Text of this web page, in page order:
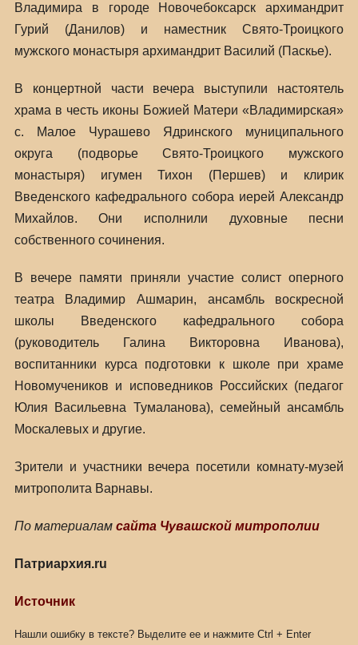
Владимира в городе Новочебоксарск архимандрит
Гурий (Данилов) и наместник Свято-Троицкого
мужского монастыря архимандрит Василий (Паскье).
В концертной части вечера выступили настоятель
храма в честь иконы Божией Матери «Владимирская»
с. Малое Чурашево Ядринского муниципального
округа (подворье Свято-Троицкого мужского
монастыря) игумен Тихон (Першев) и клирик
Введенского кафедрального собора иерей Александр
Михайлов. Они исполнили духовные песни
собственного сочинения.
В вечере памяти приняли участие солист оперного
театра Владимир Ашмарин, ансамбль воскресной
школы Введенского кафедрального собора
(руководитель Галина Викторовна Иванова),
воспитанники курса подготовки к школе при храме
Новомучеников и исповедников Российских (педагог
Юлия Васильевна Тумаланова), семейный ансамбль
Москалевых и другие.
Зрители и участники вечера посетили комнату-музей
митрополита Варнавы.
По материалам сайта Чувашской митрополии
Патриархия.ru
Источник
Нашли ошибку в тексте? Выделите ее и нажмите Ctrl + Enter